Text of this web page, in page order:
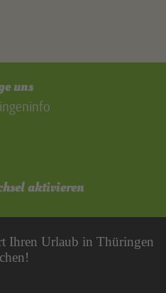
uns
aktivieren
Ihren Urlaub in Thüringen